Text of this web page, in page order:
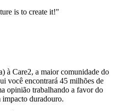
is to create it!"
à Care2, a maior comunidade do
você encontrará 45 milhões de
opinião trabalhando a favor do
impacto duradouro.